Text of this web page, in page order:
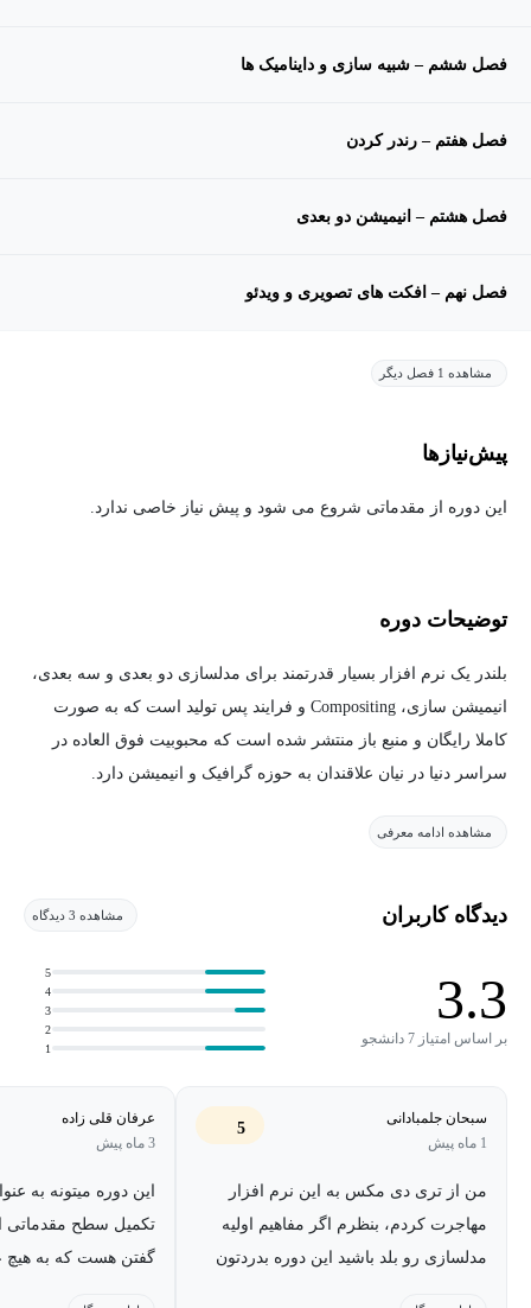
فصل ششم – شبیه سازی و داینامیک ها
فصل هفتم – رندر کردن
فصل هشتم – انیمیشن دو بعدی
فصل نهم – افکت های تصویری و ویدئو
مشاهده 1 فصل دیگر
پیش‌نیاز‌ها
این دوره از مقدماتی شروع می شود و پیش نیاز خاصی ندارد.
توضیحات دوره
بلندر یک نرم افزار بسیار قدرتمند برای مدلسازی دو بعدی و سه بعدی،
انیمیشن سازی، Compositing و فرایند پس تولید است که به صورت
کاملا رایگان و منبع باز منتشر شده است که محبوبیت فوق العاده در
سراسر دنیا در نیان علاقندان به حوزه گرافیک و انیمیشن دارد.
در این دوره آموزشی جامع، ما نرم افزار بلندر را به صورت گام به گام
تکنیک های تولید کاربردی خواهیم داشت. به سراغ تکنیک های خاص می
رویم، مانند چیدمان صحنه و مدلسازی، حجاری، تکسچردهی و سایه
زنی، انیمیشن دو بعدی و سه بعدی، شبیه سازی های داینامیک، رندر و
افکت های ویدئویی (VFX).
مهارت مورد نیاز برای خلق آثار حرفه ای را برای پلتفرم های مختلف به
با ما در این دوره آموزش جامع بلندر همراه باشید.
مشاهده ادامه معرفی
دیدگاه کاربران مشاهده 3 دیدگاه
3.3
بر اساس امتیاز 7 دانشجو
1
2
3
4
5
سبحان جلمبادانی
1 ماه پیش
5
من از تری دی مکس به این نرم افزار
مهاجرت کردم، بنظرم اگر مفاهیم اولیه
مدلسازی رو بلد باشید این دوره بدردتون
عرفان قلی زاده
3 ماه پیش
این دوره میتونه به
تکمیل سطح مقدماتی
گفتن هست که به هیچ